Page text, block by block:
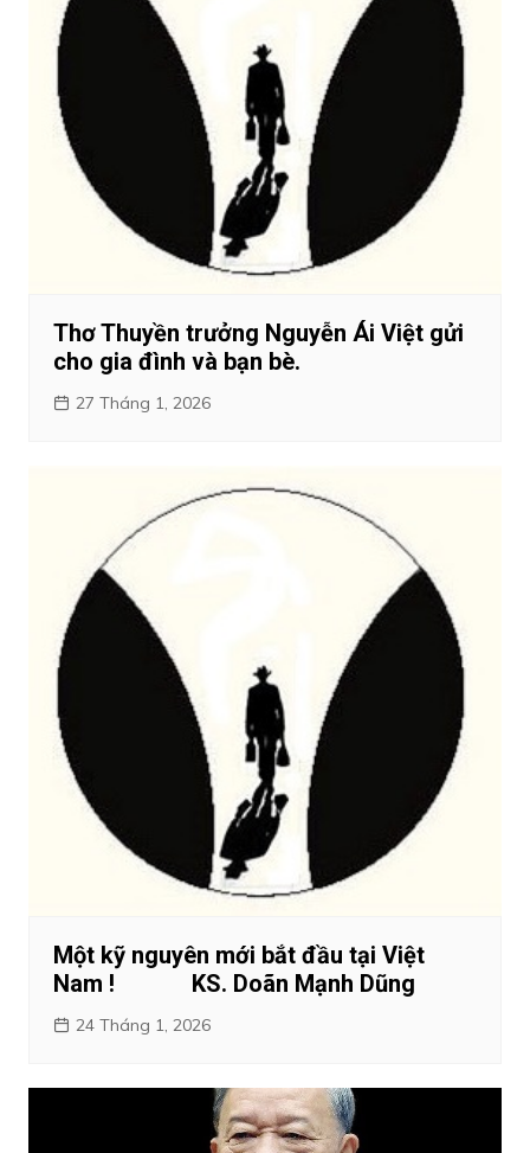
Thơ Thuyền trưởng Nguyễn Ái Việt gửi
cho gia đình và bạn bè.
27 Tháng 1, 2026
Một kỹ nguyên mới bắt đầu tại Việt
Nam ! KS. Doãn Mạnh Dũng
24 Tháng 1, 2026